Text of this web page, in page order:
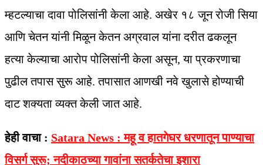
म्हटल्याचा दावा पोलिसांनी केला आहे. अखेर १८ जून रोजी सिया
आणि चेतन यांनी मिळून केतन अग्रवाल यांना दरीत ढकलून
हत्या केल्याचा आरोप पोलिसांनी केला असून, या प्रकरणाचा
पुढील तपास सुरू आहे. तपासात आणखी नवे खुलासे होण्याची
दाट शक्यता व्यक्त केली जात आहे.
हेही वाचा : Satara News : महू व हातगेघर धरणातून पाण्याचा
विसर्ग सुरू; नदीकाठच्या गावांना सतर्कतेचा इशारा